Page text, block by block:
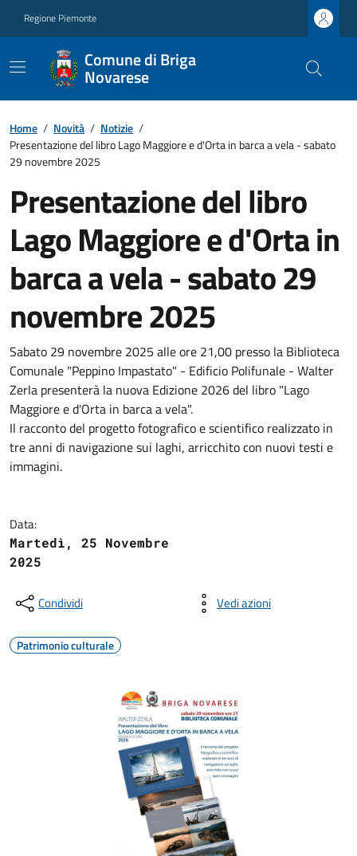
Regione Piemonte
Comune di Briga
Novarese
Home / Novità / Notizie /
Presentazione del libro Lago Maggiore e d'Orta in barca a vela - sabato
29 novembre 2025
Presentazione del libro
Lago Maggiore e d'Orta in
barca a vela - sabato 29
novembre 2025
Sabato 29 novembre 2025 alle ore 21,00 presso la Biblioteca
Comunale "Peppino Impastato" - Edificio Polifunale - Walter
Zerla presenterà la nuova Edizione 2026 del libro "Lago
Maggiore e d'Orta in barca a vela".
Il racconto del progetto fotografico e scientifico realizzato in
tre anni di navigazione sui laghi, arricchito con nuovi testi e
immagini.
Data:
Martedì, 25 Novembre
2025
Condividi Vedi azioni
Patrimonio culturale